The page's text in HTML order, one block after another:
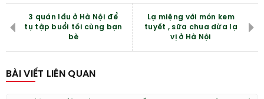
3 quán lẩu ở Hà Nội để
tụ tập buổi tối cùng bạn
bè
Lạ miệng với món kem
tuyết , sữa chua dừa lạ
vị ở Hà Nội
BÀI VIẾT LIÊN QUAN